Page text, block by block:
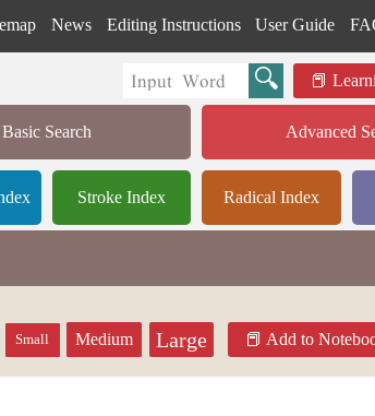
News Editing Instructions User Guide
Basic Search Advanced
Stroke Index Radical Index
Small Medium Large Add to